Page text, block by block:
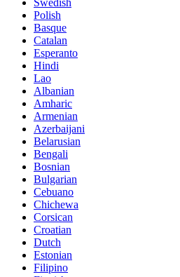
Swedish
Polish
Basque
Catalan
Esperanto
Hindi
Lao
Albanian
Amharic
Armenian
Azerbaijani
Belarusian
Bengali
Bosnian
Bulgarian
Cebuano
Chichewa
Corsican
Croatian
Dutch
Estonian
Filipino